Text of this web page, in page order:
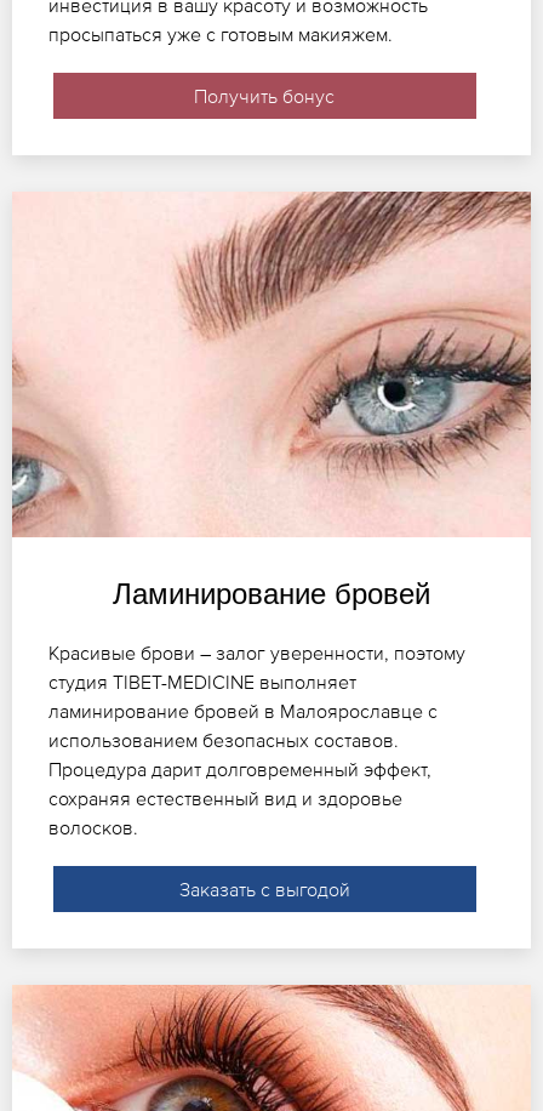
инвестиция в вашу красоту и возможность
просыпаться уже с готовым макияжем.
Получить бонус
Ламинирование бровей
Красивые брови – залог уверенности, поэтому
студия TIBET-MEDICINE выполняет
ламинирование бровей в Малоярославце с
использованием безопасных составов.
Процедура дарит долговременный эффект,
сохраняя естественный вид и здоровье
волосков.
Заказать с выгодой